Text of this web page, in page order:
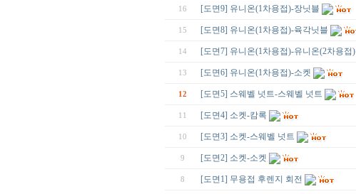
16 [도면9] 유니온(1차용접)-장닛블
15 [도면8] 유니온(1차용접)-육각닛블
14 [도면7] 유니온(1차용접)-유니온(2차용접)
13 [도면6] 유니온(1차용접)-소켓
12 [도면5] 스웨벨 넛트-스웨벨 넛트
11 [도면4] 소켓-캄록
10 [도면3] 소켓-스웨벨 넛트
9 [도면2] 소켓-소켓
8 [도면1] 무용접 후렌지 회전